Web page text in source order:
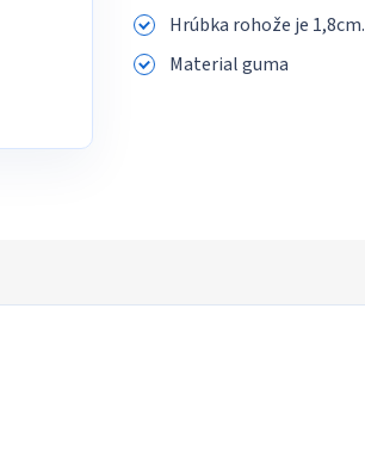
Hrúbka rohože je 1,8cm.
Material guma